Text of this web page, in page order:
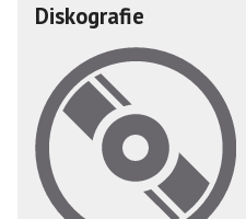
Diskografie